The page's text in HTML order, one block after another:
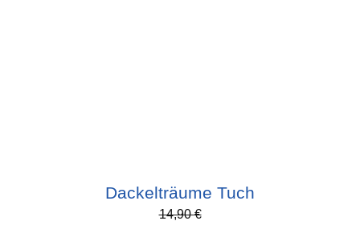
Dackelträume Tuch
14,90€